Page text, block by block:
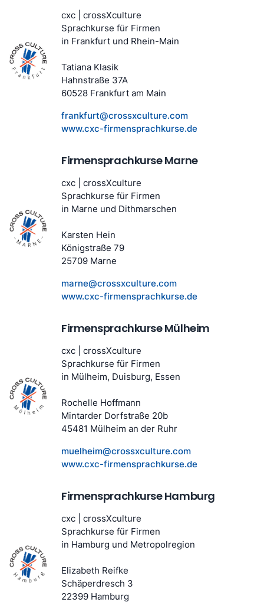
cxc | crossXculture
Sprachkurse für Firmen
in Frankfurt und Rhein-Main
Tatiana Klasik
Hahnstraße 37A
60528 Frankfurt am Main
frankfurt@crossxculture.com
www.cxc-firmensprachkurse.de
Firmensprachkurse Marne
cxc | crossXculture
Sprachkurse für Firmen
in Marne und Dithmarschen
Karsten Hein
Königstraße 79
25709 Marne
marne@crossxculture.com
www.cxc-firmensprachkurse.de
Firmensprachkurse Mülheim
cxc | crossXculture
Sprachkurse für Firmen
in Mülheim, Duisburg, Essen
Rochelle Hoffmann
Mintarder Dorfstraße 20b
45481 Mülheim an der Ruhr
muelheim@crossxculture.com
www.cxc-firmensprachkurse.de
Firmensprachkurse Hamburg
cxc | crossXculture
Sprachkurse für Firmen
in Hamburg und Metropolregion
Elizabeth Reifke
Schäperdresch 3
22399 Hamburg